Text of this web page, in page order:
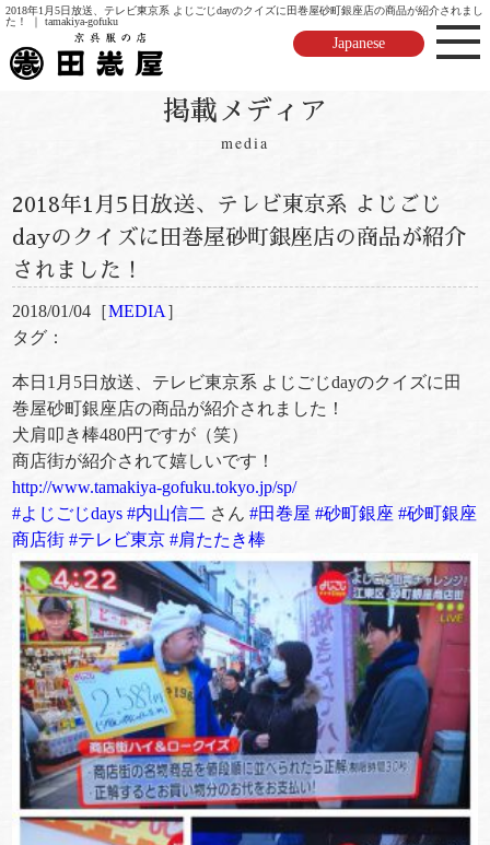
2018年1月5日放送、テレビ東京系 よじごじdayのクイズに田巻屋砂町銀座店の商品が紹介されまし
た！ ｜ tamakiya-gofuku
Japanese
掲載メディア
media
2018年1月5日放送、テレビ東京系 よじごじ
dayのクイズに田巻屋砂町銀座店の商品が紹介
されました！
2018/01/04［MEDIA ］
タグ：
本日1月5日放送、テレビ東京系 よじごじdayのクイズに田
巻屋砂町銀座店の商品が紹介されました！
犬肩叩き棒480円ですが（笑）
商店街が紹介されて嬉しいです！
http://www.tamakiya-gofuku.tokyo.jp/sp/
#よじごじdays #内山信二 さん#田巻屋 #砂町銀座 #砂町銀座
商店街 #テレビ東京 #肩たたき棒